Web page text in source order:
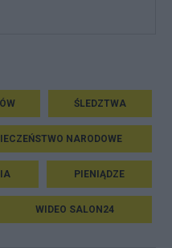
ŚLEDZTWA
NARODOWE
PIENIĄDZE
WIDEO SALON24